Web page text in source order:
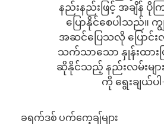
နည်းနည်းဖြင့် အချိန် ပိုက
ပြောနိုင်စေပါသည်။
အဆင်ပြေသလို ပြောင်း
သက်သာသော နှုန်းထားဖြ
ဆိုနိုင်သည့် နည်းလမ်းမျ
ကို ရွေးချယ်ပါ
ခရက်ဒစ် ပက်ကေ့ချ်များ